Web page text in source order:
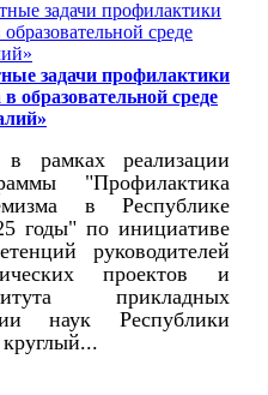
задачи профилактики
образовательной среде
рамках реализации
"Профилактика
в Республике
годы" по инициативе
руководителей
проектов и
прикладных
наук Республики